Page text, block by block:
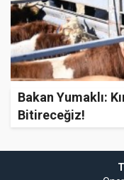
Bakan Yumaklı:
Bitireceğiz!